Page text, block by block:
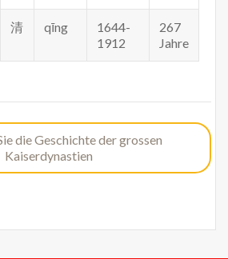
清 qīng
1644-
1912
267
Jahre
die Geschichte der grossen
Kaiserdynastien